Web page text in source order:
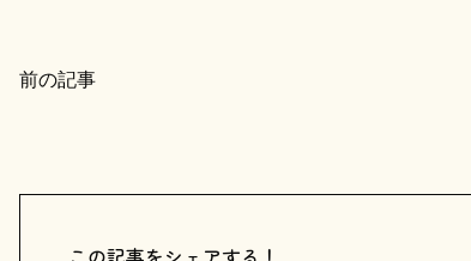
前の記事